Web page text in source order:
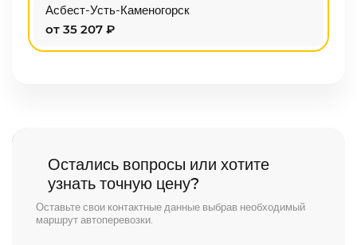
Асбест-Усть-Каменогорск
от 35 207 ₽
Остались вопросы или хотите
узнать точную цену?
Оставьте свои контактные данные выбрав необходимый
маршрут автоперевозки.